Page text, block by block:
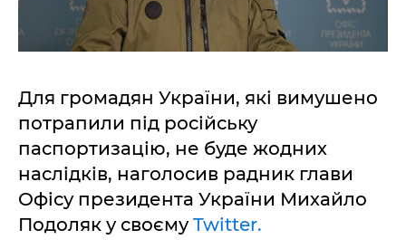
Для громадян України, які вимушено
потрапили під російську
паспортизацію, не буде жодних
наслідків, наголосив радник глави
Офісу президента України Михайло
Подоляк у своємуTwitter.